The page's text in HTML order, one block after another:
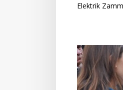
Elektrik